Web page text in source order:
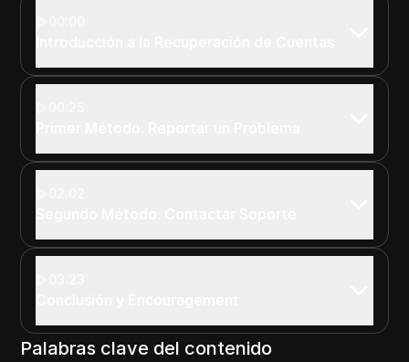
Palabras clave del contenido